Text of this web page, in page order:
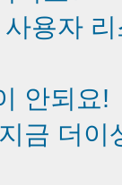
용자
안되요!
금 더이